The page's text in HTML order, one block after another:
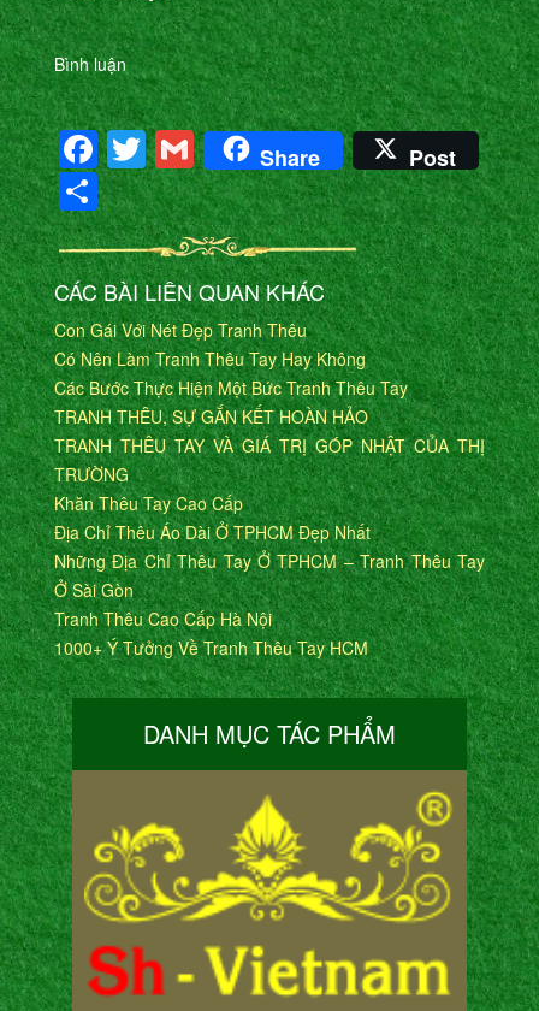
Bình luận
Facebook
Twitter
Gmail
Share Post
Share
CÁC BÀI LIÊN QUAN KHÁC
Con Gái Với Nét Đẹp Tranh Thêu
Có Nên Làm Tranh Thêu Tay Hay Không
Các Bước Thực Hiện Một Bức Tranh Thêu Tay
TRANH THÊU, SỰ GẮN KẾT HOÀN HẢO
TRANH THÊU TAY VÀ GIÁ TRỊ GÓP NHẬT CỦA THỊ
TRƯỜNG
Khăn Thêu Tay Cao Cấp
Địa Chỉ Thêu Áo Dài Ở TPHCM Đẹp Nhất
Những Địa Chỉ Thêu Tay Ở TPHCM – Tranh Thêu Tay
Ở Sài Gòn
Tranh Thêu Cao Cấp Hà Nội
1000+ Ý Tưởng Về Tranh Thêu Tay HCM
DANH MỤC TÁC PHẨM